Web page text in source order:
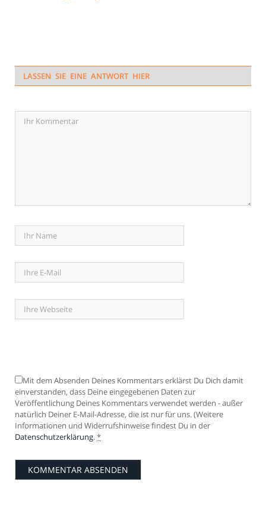
LASSEN SIE EINE ANTWORT HIER
Mit dem Absenden Deines Kommentars erklärst Du Dich damit
einverstanden, dass Deine eingegebenen Daten zur
Veröffentlichung Deines Kommentars verwendet werden - außer
natürlich Deiner E-Mail-Adresse, die ist nur für uns. (Weitere
Informationen und Widerrufshinweise findest Du in der
Datenschutzerklärung. *